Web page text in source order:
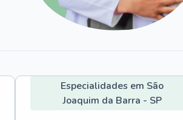
Especialidades em São
Joaquim da Barra - SP